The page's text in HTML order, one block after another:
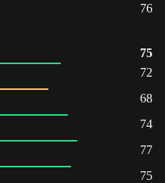
76
75
72
68
74
77
75